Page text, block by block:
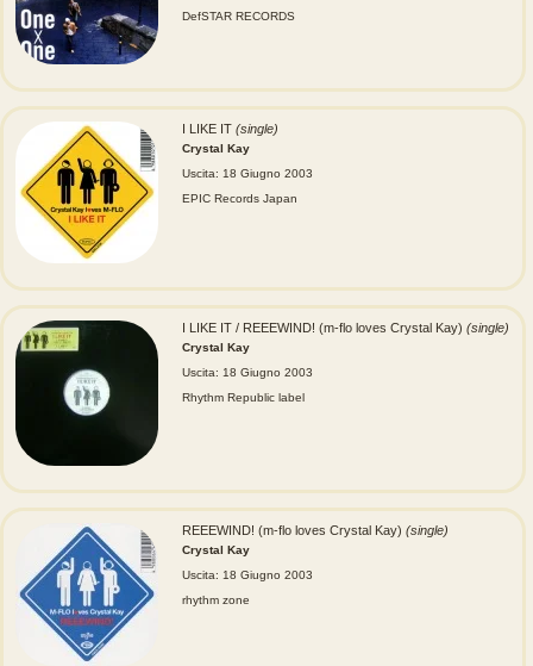
DefSTAR RECORDS
I LIKE IT (single)
Crystal Kay
Uscita: 18 Giugno 2003
EPIC Records Japan
I LIKE IT / REEEWIND! (m-flo loves Crystal Kay) (single)
Crystal Kay
Uscita: 18 Giugno 2003
Rhythm Republic label
REEEWIND! (m-flo loves Crystal Kay) (single)
Crystal Kay
Uscita: 18 Giugno 2003
rhythm zone